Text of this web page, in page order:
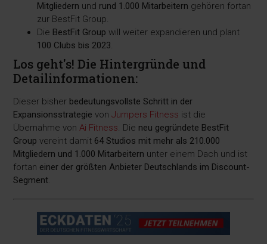
Mitgliedern und rund 1.000 Mitarbeitern gehören fortan
zur BestFit Group.
Die BestFit Group will weiter expandieren und plant
100 Clubs bis 2023.
Los geht's! Die Hintergründe und
Detailinformationen:
Dieser bisher bedeutungsvollste Schritt in der
Expansionsstrategie vonJumpers Fitness ist die
Übernahme vonAi Fitness. Die neu gegründete BestFit
Group vereint damit 64 Studios mit mehr als 210.000
Mitgliedern und 1.000 Mitarbeitern unter einem Dach und ist
fortan einer der größten Anbieter Deutschlands im Discount-
Segment.